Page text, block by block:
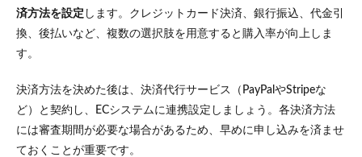
済方法を設定 します。クレジットカード決済、銀行振込、代金引
換、後払いなど、複数の選択肢を用意すると購入率が向上しま
す。
決済方法を決めた後は、決済代行サービス（PayPalやStripeな
ど）と契約し、ECシステムに連携設定しましょう。各決済方法
には審査期間が必要な場合があるため、早めに申し込みを済ませ
ておくことが重要です。